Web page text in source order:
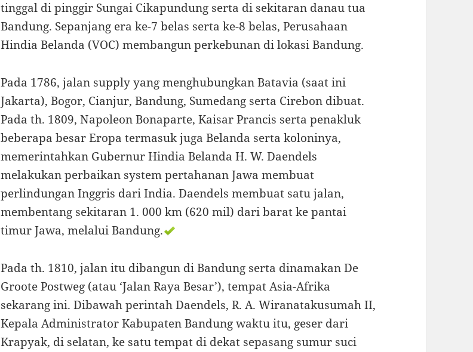
tinggal di pinggir Sungai Cikapundung serta di sekitaran danau tua
Bandung. Sepanjang era ke-7 belas serta ke-8 belas, Perusahaan
Hindia Belanda (VOC) membangun perkebunan di lokasi Bandung.
Pada 1786, jalan supply yang menghubungkan Batavia (saat ini
Jakarta), Bogor, Cianjur, Bandung, Sumedang serta Cirebon dibuat.
Pada th. 1809, Napoleon Bonaparte, Kaisar Prancis serta penakluk
beberapa besar Eropa termasuk juga Belanda serta koloninya,
memerintahkan Gubernur Hindia Belanda H. W. Daendels
melakukan perbaikan system pertahanan Jawa membuat
perlindungan Inggris dari India. Daendels membuat satu jalan,
membentang sekitaran 1. 000 km (620 mil) dari barat ke pantai
timur Jawa, melalui Bandung.
Pada th. 1810, jalan itu dibangun di Bandung serta dinamakan De
Groote Postweg (atau ‘Jalan Raya Besar’), tempat Asia-Afrika
sekarang ini. Dibawah perintah Daendels, R. A. Wiranatakusumah II,
Kepala Administrator Kabupaten Bandung waktu itu, geser dari
Krapyak, di selatan, ke satu tempat di dekat sepasang sumur suci